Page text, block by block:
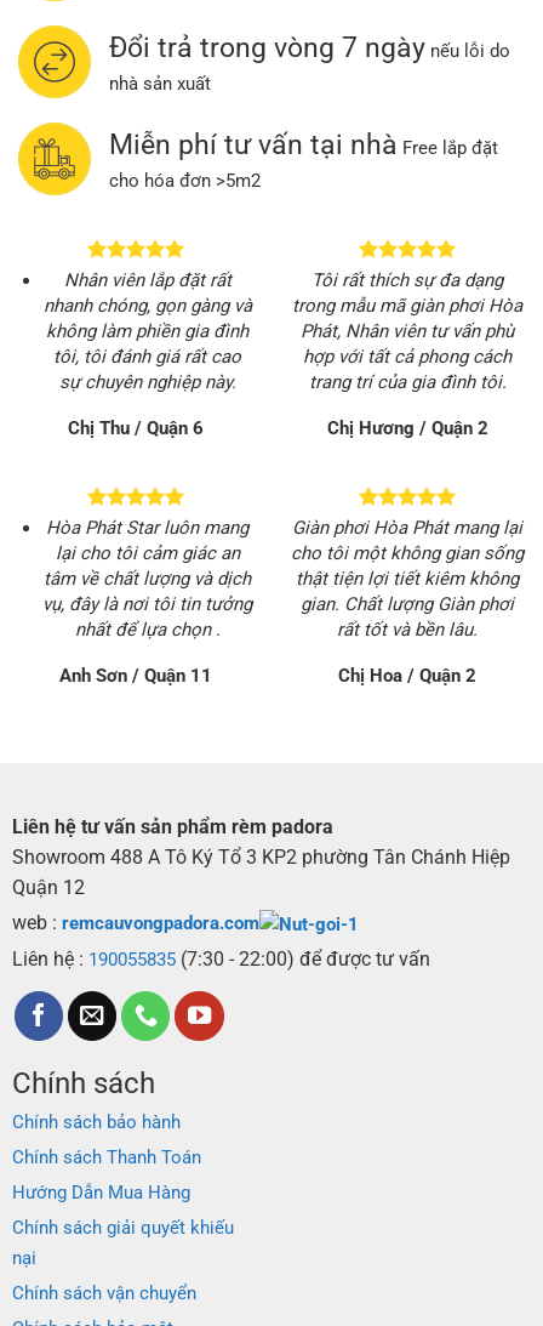
Đổi trả trong vòng 7 ngày nếu lỗi do
nhà sản xuất
Miễn phí tư vấn tại nhà Free lắp đặt
cho hóa đơn >5m2
Nhân viên lắp đặt rất
nhanh chóng, gọn gàng và
không làm phiền gia đình
tôi, tôi đánh giá rất cao
sự chuyên nghiệp này.
Chị Thu / Quận 6
Hòa Phát Star luôn mang
lại cho tôi cảm giác an
tâm về chất lượng và dịch
vụ, đây là nơi tôi tin tưởng
nhất để lựa chọn .
Anh Sơn / Quận 11
Tôi rất thích sự đa dạng
trong mẫu mã giàn phơi Hòa
Phát, Nhân viên tư vấn phù
hợp với tất cả phong cách
trang trí của gia đình tôi.
Chị Hương / Quận 2
Giàn phơi Hòa Phát mang lại
cho tôi một không gian sống
thật tiện lợi tiết kiêm không
gian. Chất lượng Giàn phơi
rất tốt và bền lâu.
Chị Hoa / Quận 2
Liên hệ tư vấn sản phẩm rèm padora
Showroom 488 A Tô Ký Tổ 3 KP2 phường Tân Chánh Hiệp
Quận 12
web : remcauvongpadora.com
Liên hệ : 190055835(7:30 - 22:00) để được tư vấn
Chính sách
Chính sách bảo hành
Chính sách Thanh Toán
Hướng Dẫn Mua Hàng
Chính sách giải quyết khiếu
nại
Chính sách vận chuyển